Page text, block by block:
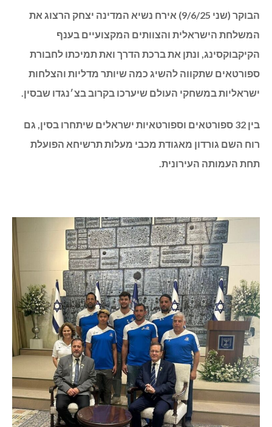
הבוקר (שני 9/6/25) אירח נשיא המדינה יצחק הרצוג את
המשלחת הישראלית והצוותים המקצועיים בענף
הקיקבוקסינג, ונתן את ברכת הדרך ואת תמיכתו לחבורת
ספורטאים שתקווה להשיג כמה שיותר מדליות והצלחות
ישראליות במשחקי העולם שיערכו בקרוב בצ׳נגדו שבסין.
בין 32 ספורטאים וספורטאיות ישראלים שיתחרו בסין, גם
רוח השם גורדון מאגודת מכבי מעלות תרשיחא הפועלת
תחת העמותה העירונית.